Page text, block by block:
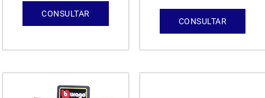
CONSULTAR
CONSULTAR